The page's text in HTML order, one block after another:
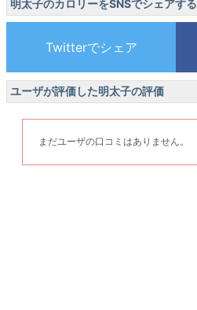
明太子のカロリーをSNSでシェアする
ユーザが評価した明太子の評価
まだユーザの口コミはありません。